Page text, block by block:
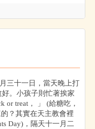
三十一日，當天晚上打
。小孩子則忙著挨家
or treat， 」 (給糖吃，
？其實在天主教會裡
Day)，隔天十一月二